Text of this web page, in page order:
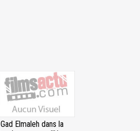
Gad Elmaleh dans la